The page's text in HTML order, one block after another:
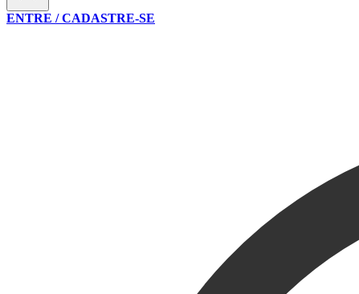
ENTRE / CADASTRE-SE